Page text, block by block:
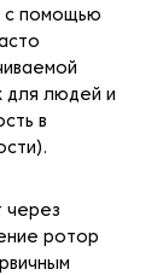
с помощью
для людей и
в
через
ротор